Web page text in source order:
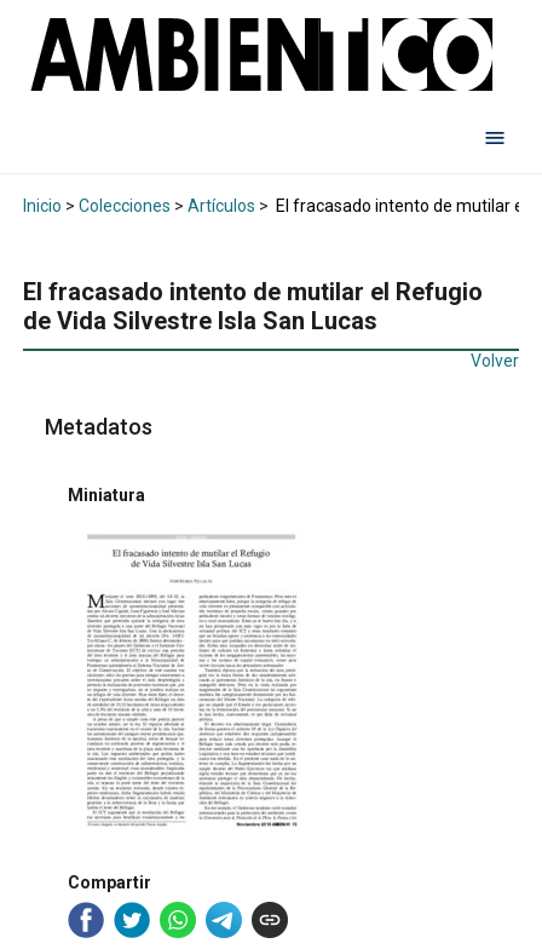
Inicio > Colecciones > Artículos > El fracasado intento de mutilar el
El fracasado intento de mutilar el Refugio
de Vida Silvestre Isla San Lucas
Volver
Metadatos
Miniatura
Compartir